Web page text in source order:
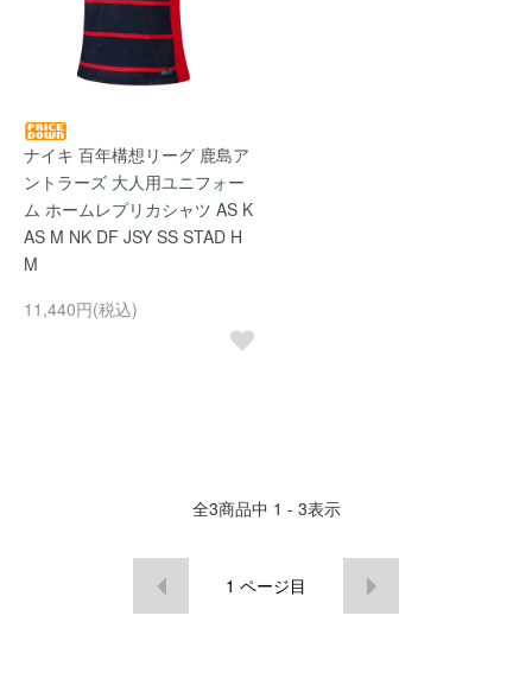
ナイキ 百年構想リーグ 鹿島ア
ントラーズ 大人用ユニフォー
ム ホームレプリカシャツ AS K
AS M NK DF JSY SS STAD H
M
11,440円(税込)
全3商品中 1 - 3表示
1 ページ目